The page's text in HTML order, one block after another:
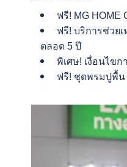
ฟรี! MG
ฟรี! บริการช่วย
ตลอด 5 ปี
พิเศษ! เงื่อนไข
ฟรี! ชุดพรมปูพื้น